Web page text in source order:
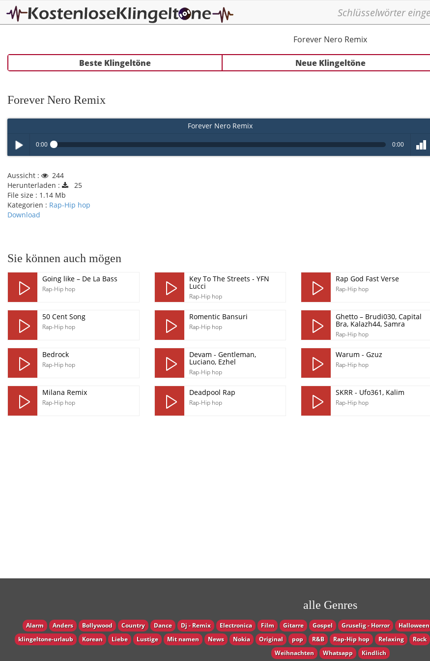
Forever Nero Remix
Beste Klingeltöne Neue Klingeltöne
Forever Nero Remix
Forever Nero Remix
Play /
0:00 0:00
Aussicht :
244
Herunterladen :
25
File size : 1.14 Mb
Kategorien : Rap-Hip hop
Download
Sie können auch mögen
Going like – De La Bass
Rap-Hip hop
Key To The Streets - YFN
Lucci
Rap-Hip hop
Rap God Fast Verse
Rap-Hip hop
50 Cent Song
Rap-Hip hop
Romentic Bansuri
Rap-Hip hop
Ghetto – Brudi030, Capital
Bra, Kalazh44, Samra
Rap-Hip hop
Bedrock
Rap-Hip hop
Devam - Gentleman,
Luciano, Ezhel
Rap-Hip hop
Warum - Gzuz
Rap-Hip hop
Milana Remix
Rap-Hip hop
Deadpool Rap
Rap-Hip hop
SKRR - Ufo361, Kalim
Rap-Hip hop
alle Genres
Alarm Anders Bollywood Country Dance Dj - Remix Electronica Film Gitarre Gospel Gruselig - Horror Halloween
klingeltone-urlaub
Korean Liebe Lustige Mit namen News Nokia Original pop R&B Rap-Hip hop Relaxing Rock
Weihnachten
Whatsapp Кindlich